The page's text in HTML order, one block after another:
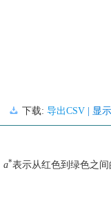
下载: 导出CSV | 显
a*表示从红色到绿色之